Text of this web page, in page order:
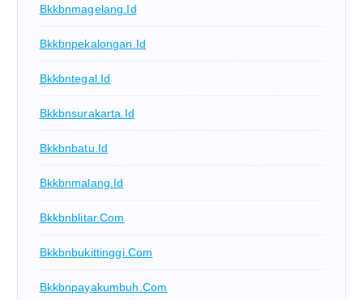
Bkkbnmagelang.id
Bkkbnpekalongan.id
Bkkbntegal.id
Bkkbnsurakarta.id
Bkkbnbatu.id
Bkkbnmalang.id
Bkkbnblitar.com
Bkkbnbukittinggi.com
Bkkbnpayakumbuh.com